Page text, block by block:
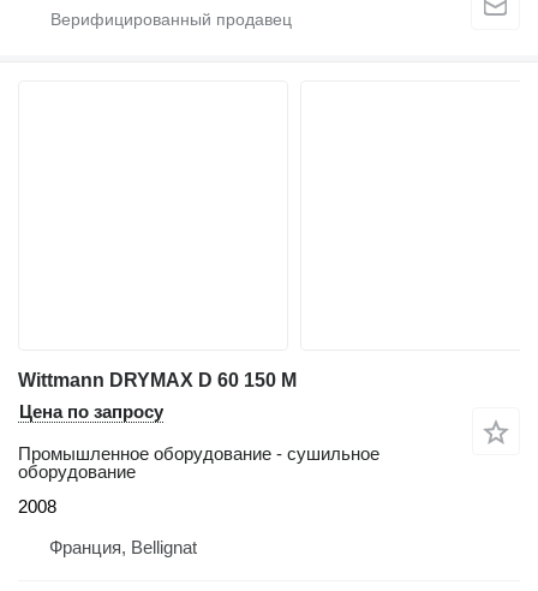
Wittmann DRYMAX D 60 150 M
Цена по запросу
Промышленное оборудование - сушильное
оборудование
2008
Франция, Bellignat